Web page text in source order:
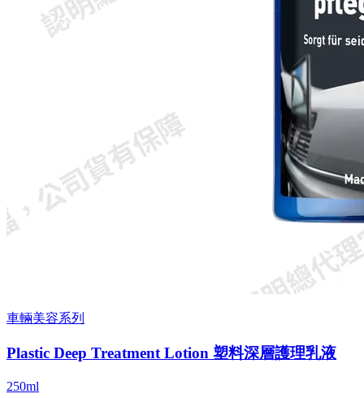
車輛美容系列
Plastic Deep Treatment Lotion 塑料深層護理乳液
250ml